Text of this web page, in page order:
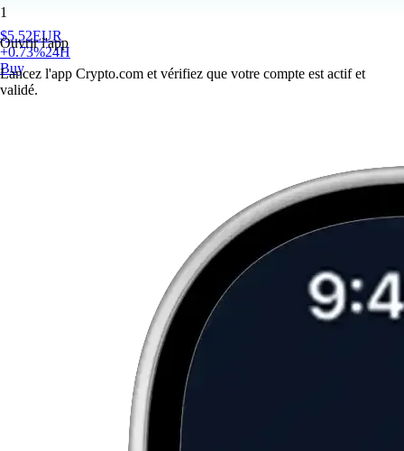
$5.52EUR
+0.73%24H
Buy
1
Ouvrir l'app
Lancez l'app Crypto.com et vérifiez que votre compte est actif et
validé.